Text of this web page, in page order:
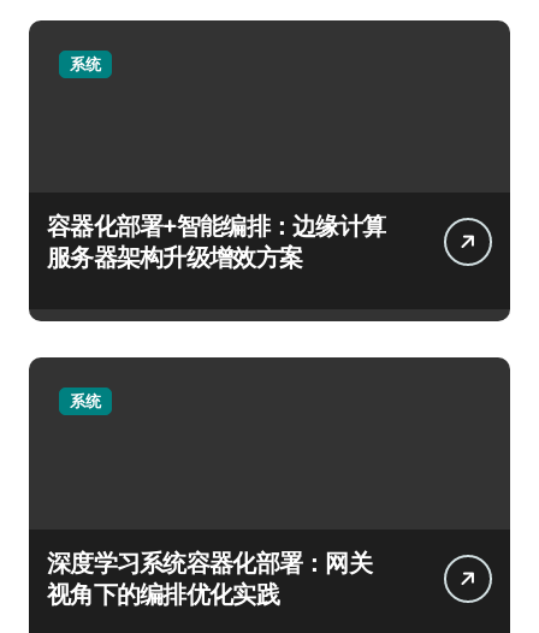
系统
容器化部署+智能编排：边缘计算
服务器架构升级增效方案
系统
深度学习系统容器化部署：网关
视角下的编排优化实践